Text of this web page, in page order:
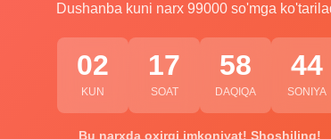
Dushanba kuni narx 99000 so'mga
02
KUN
17
SOAT
58
DAQIQA
43
SONIYA
Bu narxda oxirgi imkoniyat! Shoshiling!